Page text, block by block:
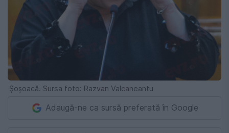
Șoșoacă. Sursa foto: Razvan Valcaneantu
Adaugă-ne ca sursă preferată în Google